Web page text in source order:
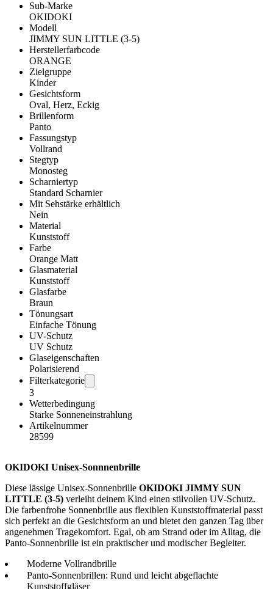
Sub-Marke
OKIDOKI
Modell
JIMMY SUN LITTLE (3-5)
Herstellerfarbcode
ORANGE
Zielgruppe
Kinder
Gesichtsform
Oval, Herz, Eckig
Brillenform
Panto
Fassungstyp
Vollrand
Stegtyp
Monosteg
Scharniertyp
Standard Scharnier
Mit Sehstärke erhältlich
Nein
Material
Kunststoff
Farbe
Orange Matt
Glasmaterial
Kunststoff
Glasfarbe
Braun
Tönungsart
Einfache Tönung
UV-Schutz
UV Schutz
Glaseigenschaften
Polarisierend
Filterkategorie
3
Wetterbedingung
Starke Sonneneinstrahlung
Artikelnummer
28599
OKIDOKI Unisex-Sonnnenbrille
Diese lässige Unisex-Sonnenbrille OKIDOKI JIMMY SUN
LITTLE (3-5) verleiht deinem Kind einen stilvollen UV-Schutz.
Die farbenfrohe Sonnenbrille aus flexiblen Kunststoffmaterial passt
sich perfekt an die Gesichtsform an und bietet den ganzen Tag über
angenehmen Tragekomfort. Egal, ob am Strand oder im Alltag, die
Panto-Sonnenbrille ist ein praktischer und modischer Begleiter.
Moderne Vollrandbrille
Panto-Sonnenbrillen: Rund und leicht abgeflachte
Kunststoffgläser